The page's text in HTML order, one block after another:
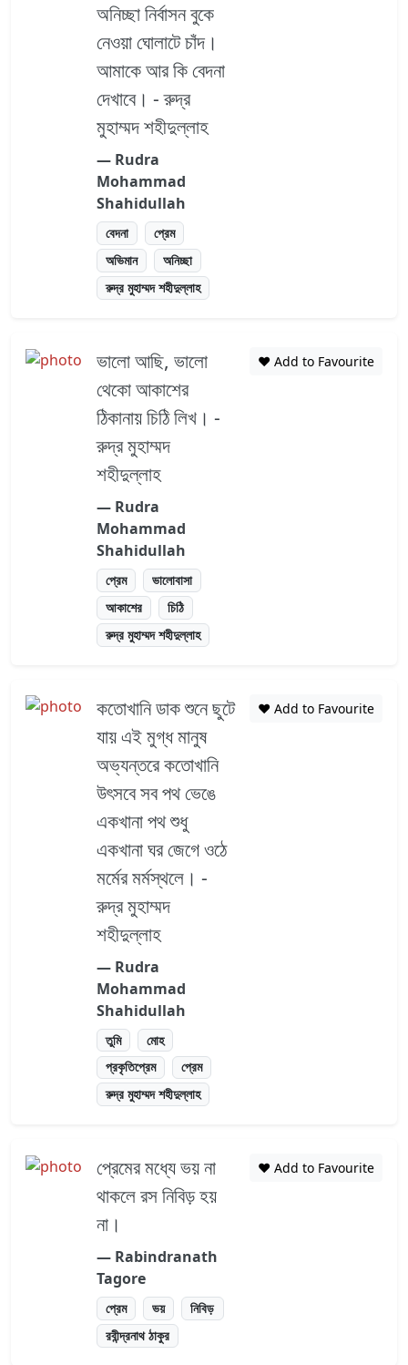
অনিচ্ছা নির্বাসন বুকে
নেওয়া ঘোলাটে চাঁদ।
আমাকে আর কি বেদনা
দেখাবে। - রুদ্র
মুহাম্মদ শহীদুল্লাহ
― Rudra
Mohammad
Shahidullah
বেদনা
প্রেম
অভিমান
অনিচ্ছা
রুদ্র মুহাম্মদ শহীদুল্লাহ
ভালো আছি, ভালো
থেকো আকাশের
ঠিকানায় চিঠি লিখ। -
রুদ্র মুহাম্মদ
শহীদুল্লাহ
― Rudra
Mohammad
Shahidullah
প্রেম
ভালোবাসা
আকাশের
চিঠি
রুদ্র মুহাম্মদ শহীদুল্লাহ
❤️ Add to Favourite
কতোখানি ডাক শুনে ছুটে
যায় এই মুগ্ধ মানুষ
অভ্যন্তরে কতোখানি
উৎসবে সব পথ ভেঙে
একখানা পথ শুধু
একখানা ঘর জেগে ওঠে
মর্মের মর্মস্থলে। -
রুদ্র মুহাম্মদ
শহীদুল্লাহ
― Rudra
Mohammad
Shahidullah
তুমি
মোহ
প্রকৃতিপ্রেম
প্রেম
রুদ্র মুহাম্মদ শহীদুল্লাহ
❤️ Add to Favourite
প্রেমের মধ্যে ভয় না
থাকলে রস নিবিড় হয়
না।
― Rabindranath
Tagore
প্রেম ভয়
নিবিড়
রবীন্দ্রনাথ ঠাকুর
❤️ Add to Favourite